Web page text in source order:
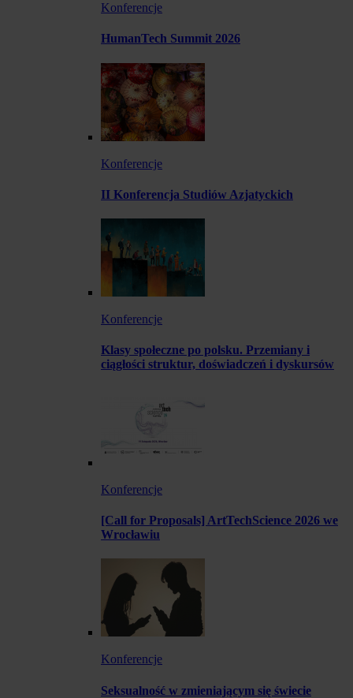
Konferencje
HumanTech Summit 2026
Konferencje
II Konferencja Studiów Azjatyckich
Konferencje
Klasy społeczne po polsku. Przemiany i
ciągłości struktur, doświadczeń i dyskursów
Konferencje
[Call for Proposals] ArtTechScience 2026 we
Wrocławiu
Konferencje
Seksualność w zmieniającym się świecie